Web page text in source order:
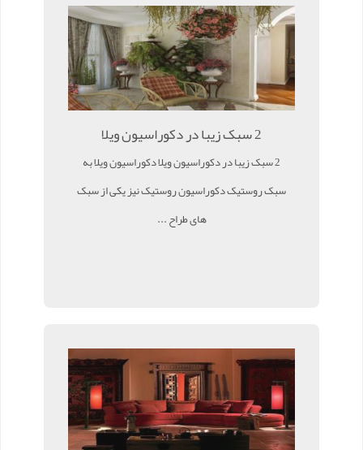
2 سبک زیبا در دکوراسیون ویلا
2 سبک زیبا در دکوراسیون ویلا دکوراسیون ویلا به
سبک روستیک دکوراسیون روستیک نیز یکی از سبک
های طراح ...